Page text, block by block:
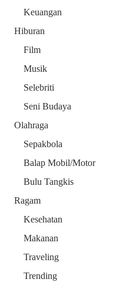
Keuangan
Hiburan
Film
Musik
Selebriti
Seni Budaya
Olahraga
Sepakbola
Balap Mobil/Motor
Bulu Tangkis
Ragam
Kesehatan
Makanan
Traveling
Trending